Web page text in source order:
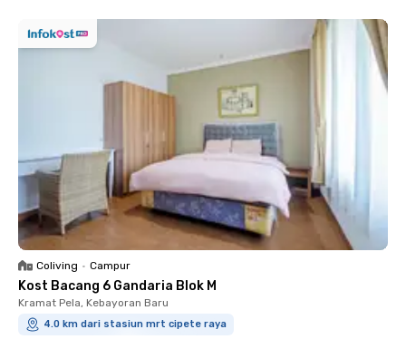
Coliving • Campur
Kost Bacang 6 Gandaria Blok M
Kramat Pela, Kebayoran Baru
4.0 km dari stasiun mrt cipete raya